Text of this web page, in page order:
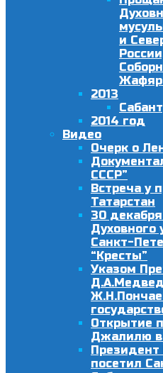
и
2013
2014 год
Видео
Очерк о
СССР”
Встреча у
Татарстан
30
Духовного
Санкт-
“Кресты”
Указом
Открытие
Джалилю в
посетил